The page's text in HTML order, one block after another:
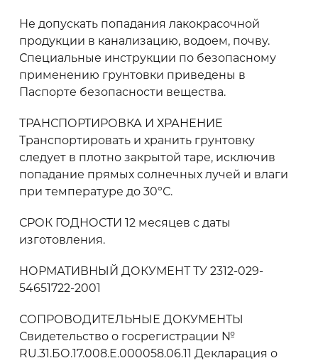
Не допускать попадания лакокрасочной
продукции в канализацию, водоем, почву.
Специальные инструкции по безопасному
применению грунтовки приведены в
Паспорте безопасности вещества.
ТРАНСПОРТИРОВКА И ХРАНЕНИЕ
Транспортировать и хранить грунтовку
следует в плотно закрытой таре, исключив
попадание прямых солнечных лучей и влаги
при температуре до 30ºС.
СРОК ГОДНОСТИ 12 месяцев с даты
изготовления.
НОРМАТИВНЫЙ ДОКУМЕНТ ТУ 2312-029-
54651722-2001
СОПРОВОДИТЕЛЬНЫЕ ДОКУМЕНТЫ
Свидетельство о госрегистрации №
RU.31.БО.17.008.Е.000058.06.11 Декларация о